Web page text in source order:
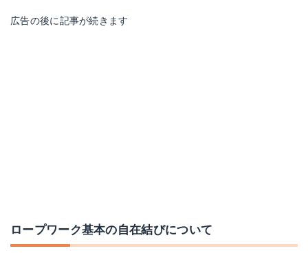
広告の後に記事が続きます
ロープワーク基本の自在結びについて